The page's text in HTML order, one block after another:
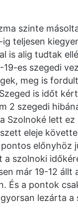
szinte
ig teljesen
is alig tudtak
19-es szegedi
meg is
is időt
2 szegedi
Szolnoké lett ez
eleje
pontos előnyhöz
a szolnoki
már 19-12 állt
És a pontok
lezárta a